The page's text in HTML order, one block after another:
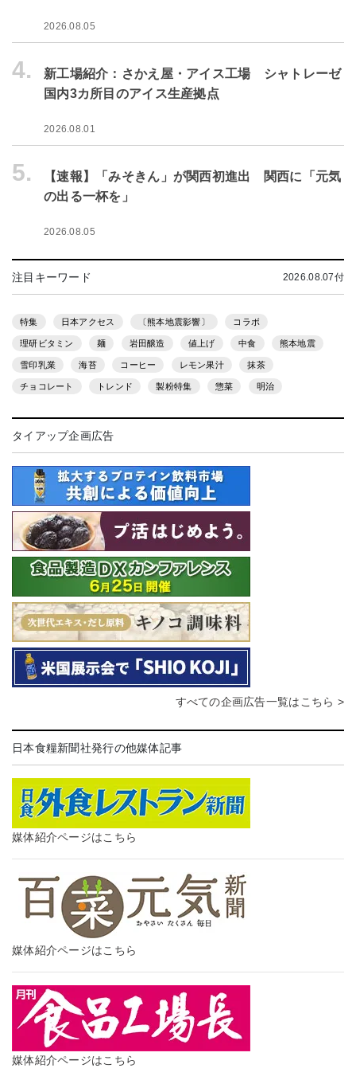
2026.08.05
4.
新工場紹介：さかえ屋・アイス工場 シャトレーゼ
国内3カ所目のアイス生産拠点
2026.08.01
5.
【速報】「みそきん」が関西初進出 関西に「元気
の出る一杯を」
2026.08.05
注目キーワード 2026.08.07付
特集 日本アクセス 〔熊本地震影響〕 コラボ
理研ビタミン 麺 岩田醸造 値上げ 中食 熊本地震
雪印乳業 海苔 コーヒー レモン果汁 抹茶
チョコレート トレンド 製粉特集 惣菜 明治
タイアップ企画広告
すべての企画広告一覧はこちら >
日本食糧新聞社発行の他媒体記事
媒体紹介ページはこちら
媒体紹介ページはこちら
媒体紹介ページはこちら